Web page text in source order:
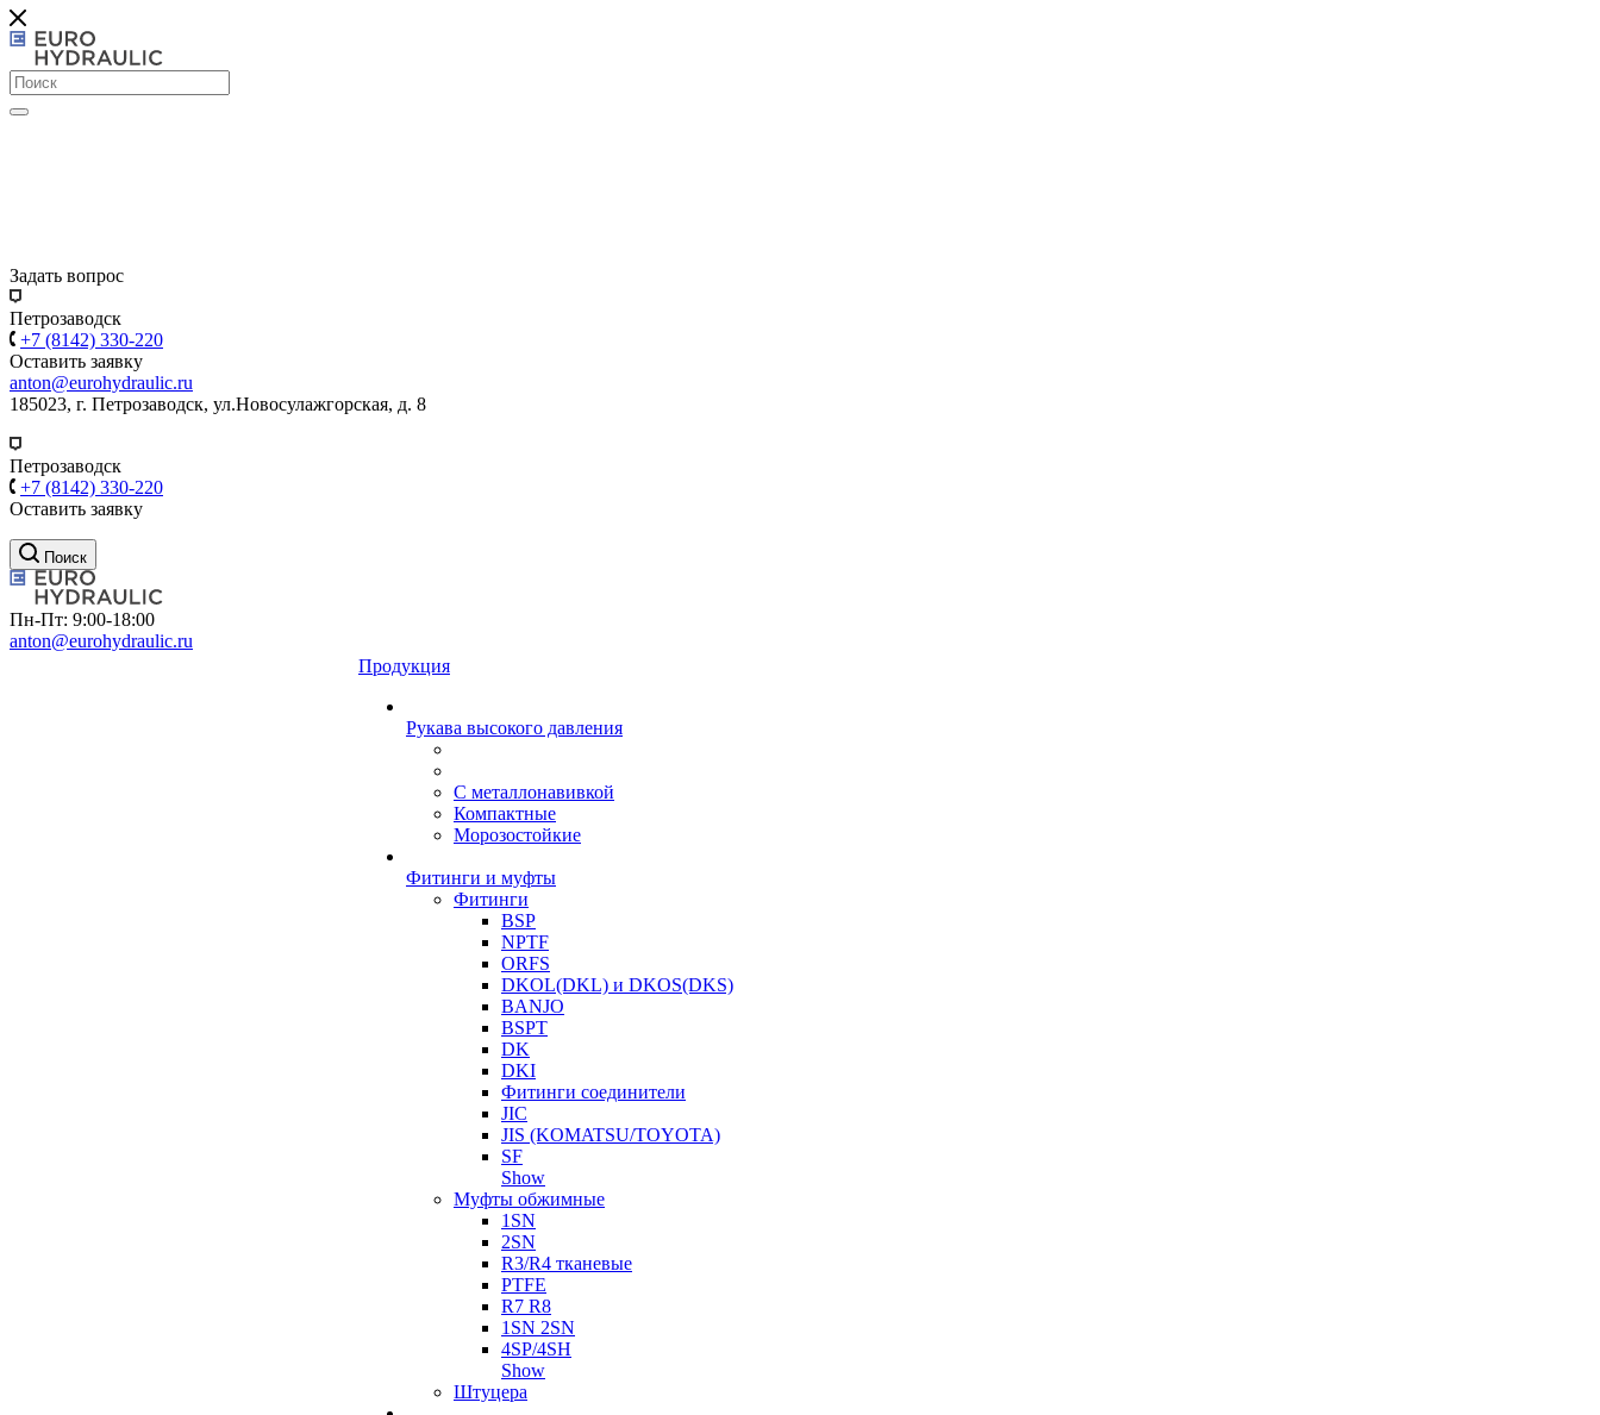
Задать вопрос
Петрозаводск
+7 (8142) 330-220
Оставить заявку
anton@eurohydraulic.ru
185023, г. Петрозаводск, ул.Новосулажгорская, д. 8
Петрозаводск
+7 (8142) 330-220
Оставить заявку
Поиск
Пн-Пт: 9:00-18:00
anton@eurohydraulic.ru
Продукция
Рукава высокого давления
С металлонавивкой
Компактные
Морозостойкие
Фитинги и муфты
Фитинги
BSP
NPTF
ORFS
DKOL(DKL) и DKOS(DKS)
BANJO
BSPT
DK
DKI
Фитинги соединители
JIC
JIS (KOMATSU/TOYOTA)
SF
Show
Муфты обжимные
1SN
2SN
R3/R4 тканевые
PTFE
R7 R8
1SN 2SN
4SP/4SH
Show
Штуцера